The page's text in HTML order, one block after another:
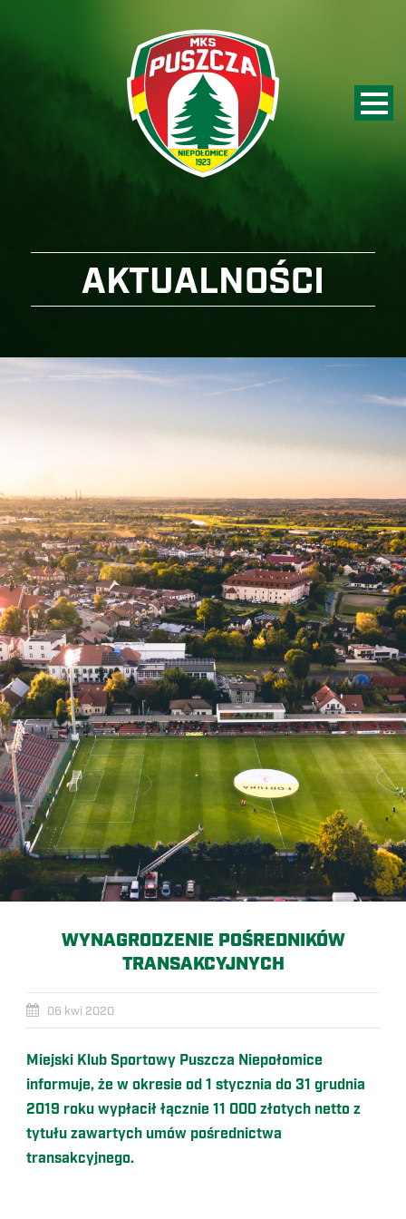
AKTUALNOŚCI
WYNAGRODZENIE POŚREDNIKÓW
TRANSAKCYJNYCH
06 kwi 2020
Miejski Klub Sportowy Puszcza Niepołomice
informuje, że w okresie od 1 stycznia do 31 grudnia
2019 roku wypłacił łącznie 11 000 złotych netto z
tytułu zawartych umów pośrednictwa
transakcyjnego.